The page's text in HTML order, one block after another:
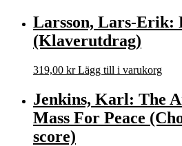
priset
var:
308,00 kr.
priset
är:
245,00 kr.
Larsson, Lars-Erik:
(Klaverutdrag)
319,00 kr Lägg till i varukorg
Jenkins, Karl: The
Mass For Peace
score)